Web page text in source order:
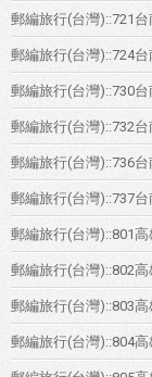
郵編旅行(台灣)::721台
郵編旅行(台灣)::724
郵編旅行(台灣)::730
郵編旅行(台灣)::732
郵編旅行(台灣)::736
郵編旅行(台灣)::737台
郵編旅行(台灣)::801高
郵編旅行(台灣)::802
郵編旅行(台灣)::803
郵編旅行(台灣)::804高